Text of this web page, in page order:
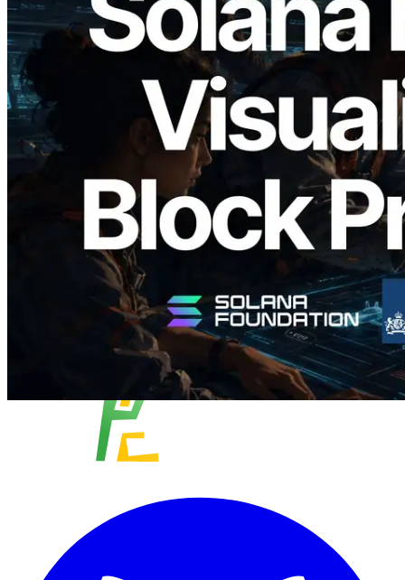
2026.05.24
Validators Solutions veröffentlicht Solana
Block Analyzer – Visualisierung der
Blockproduktionszeit pro Slot und der
zugewiesenen Validatoren
Lesen Sie diesen Artikel